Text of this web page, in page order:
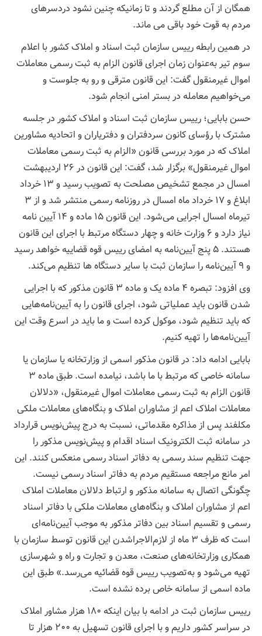
همگان از آن مطلع گردند و تا زمانیکه چنین نشود دردسرهای
مردم به قوت خود باقی می ماند.
در همین رابطه رییس سازمان ثبت اسناد و املاک کشور با اعلام
سوم تیر به‌عنوان زمان اجرای قانون الزام به ثبت رسمی معاملات
اموال غیرمنقول گفت: این قانون مترقی و رو به جلوست و
می‌خواهیم معامله در بستر امنی انجام شود.
حسن بابایی؛ رییس سازمان ثبت اسناد و املاک کشور در جلسه
مشترک با رؤسای کانون سردفتران و دفتریاران و اتحادیه مشاورین
املاک که در مورد بررسی قانون «الزام به ثبت رسمی معاملات
اموال غیرمنقول» برگزار شد، گفت: این قانون در ۲۶ اردیبهشت
امسال در مجمع تشخیص مصلحت به تصویب رسید و ۱۳ خرداد
ابلاغ و ۱۷ خرداد ماه امسال در روزنامه رسمی منتشر شد و از ۳
تیرماه امسال اجرایی می‌شود. این قانون ۱۵ ماده و ۱۴ آیین نامه
نیاز دارد و ۶ وزارت خانه و چهار دستگاه مرتبط با اجرای این قانون
هستند. ۵ پنج آیین‌نامه به امضای رییس قوه قضاییه خواهد رسید
و ۹ آیین‌نامه را سازمان ثبت با سایر دستگاه ها تنظیم می‌کند.
وی افزود: تبصره ۴ ماده یک و ماده ۳ قانون مذکور که با اجرایی
شدن قانون باید عملیاتی شود، اجرای قانون را به آیین‌نامه‌هایی
که باید تنظیم شود، موکول کرده است و ما باید در اسرع وقت این
آیین‌نامه‌ها را تهیه کنیم.
بابایی ادامه داد: در قانون مذکور اسمی از وزارتخانه یا سازمان یا
سامانه خاصی که مرتبط با ما باشد، نیامده است. طبق ماده ۳
قانون الزام به ثبت رسمی معاملات اموال غیرمنقول، «دلالان
معاملات املاک اعم از مشاوران املاک و بنگاه‌های معاملات ملکی
مکلفند پس از مذاکره مقدماتی، نسبت به درج پیش‌نویس قرارداد
در سامانه‌ ثبت الکترونیک اسناد اقدام و پیش‌نویس مذکور را
جهت تنظیم سند رسمی به دفاتر اسناد رسمی منعکس کنند. این
امر مانع مراجعه مستقیم مردم به دفاتر اسناد رسمی نیست.
چگونگی اتصال به سامانه مذکور و ارتباط دلالان معاملات املاک
اعم از مشاوران املاک و بنگاه‌های معاملات ملکی با دفاتر اسناد
رسمی و تقسیم اسناد بین دفاتر مذکور به موجب آیین‌نامه‌ای
است که ظرف ۳ ماه از لازم‌الاجراشدن این قانون توسط سازمان با
همکاری وزارتخانه‌های صنعت، معدن و تجارت و راه و شهرسازی
تهیه می‌شود و به‌تصویب رییس قوه قضائیه می‌رسد.» طبق این
ماده اسمی از سامانه خاص برده نشده است.
رییس سازمان ثبت در ادامه با بیان اینکه ۱۸۰ هزار مشاور املاک
در سراسر کشور داریم و با اجرای قانون تسهیل به ۲۰۰ هزار تا